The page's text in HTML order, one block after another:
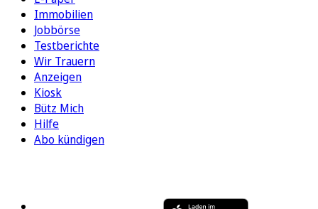
Immobilien
Jobbörse
Testberichte
Wir Trauern
Anzeigen
Kiosk
Bütz Mich
Hilfe
Abo kündigen